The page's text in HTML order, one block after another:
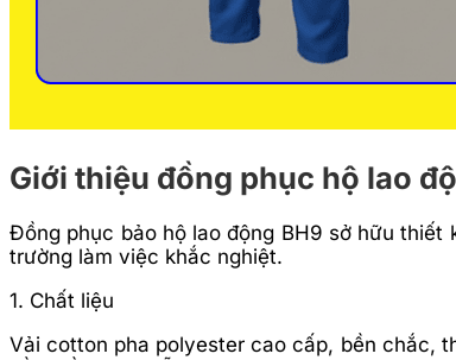
Giới thiệu đồng phục hộ lao
Đồng phục bảo hộ lao động BH9 sở hữu
trường làm việc khắc nghiệt.
1. Chất liệu
Vải cotton pha polyester cao cấp, bền chắc,